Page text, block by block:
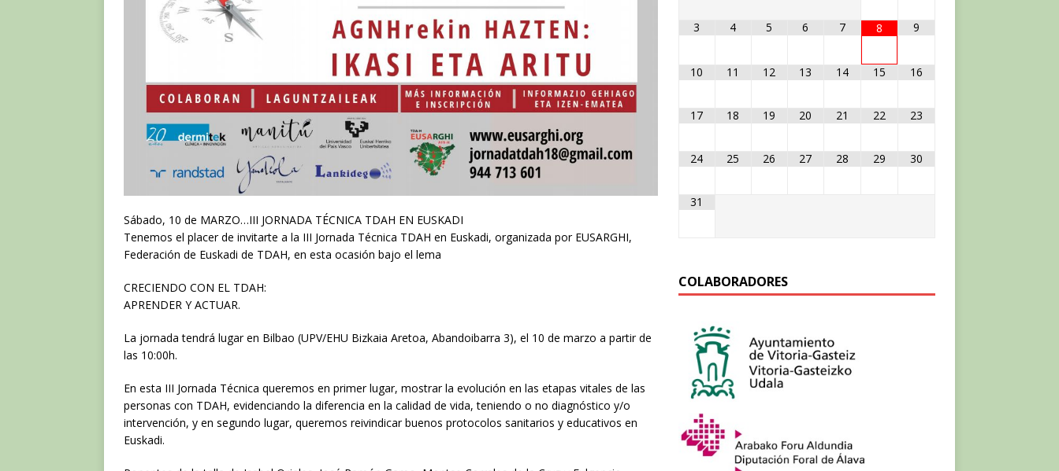
Sábado, 10 de MARZO…III JORNADA TÉCNICA TDAH EN EUSKADI
Tenemos el placer de invitarte a la III Jornada Técnica TDAH en Euskadi, organizada por EUSARGHI,
Federación de Euskadi de TDAH, en esta ocasión bajo el lema
CRECIENDO CON EL TDAH:
APRENDER Y ACTUAR.
La jornada tendrá lugar en Bilbao (UPV/EHU Bizkaia Aretoa, Abandoibarra 3), el 10 de marzo a partir de
las 10:00h.
En esta III Jornada Técnica queremos en primer lugar, mostrar la evolución en las etapas vitales de las
personas con TDAH, evidenciando la diferencia en la calidad de vida, teniendo o no diagnóstico y/o
intervención, y en segundo lugar, queremos reivindicar buenos protocolos sanitarios y educativos en
Euskadi.
3 4 5 6 7 8 9
10 11 12 13 14 15 16
17 18 19 20 21 22 23
24 25 26 27 28 29 30
31
COLABORADORES